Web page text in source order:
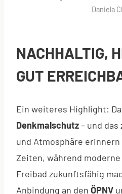
Daniela
NACHHALTIG,
GUT
Ein weiteres Highlight:
Denkmalschutz– und
und Atmosphäre erinnern
Zeiten, während
Freibad zukunftsfähig
Anbindung an den ÖPNV